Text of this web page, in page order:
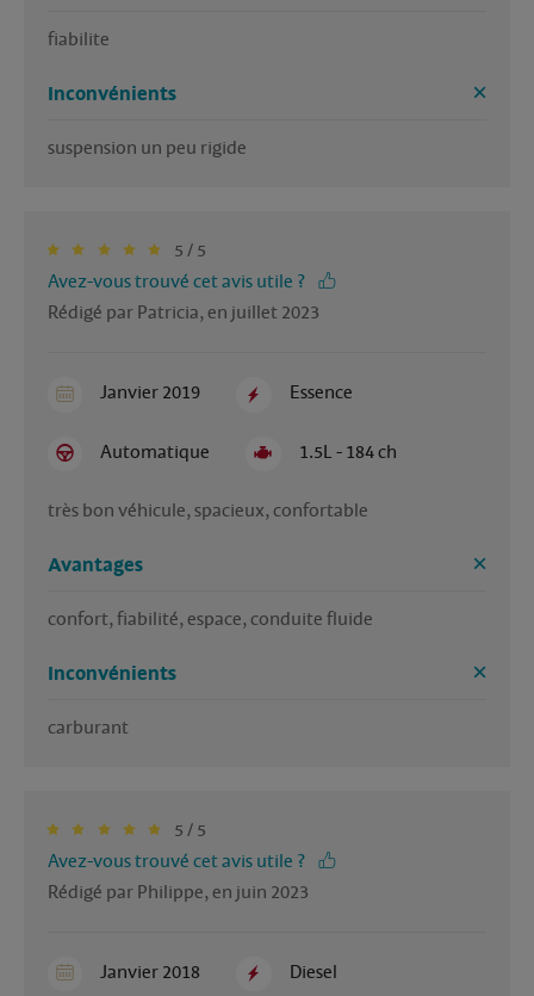
fiabilite
Inconvénients
suspension un peu rigide
5 / 5
Avez-vous trouvé cet avis utile ?
Rédigé par Patricia, en juillet 2023
Janvier 2019 Essence
Automatique 1.5L - 184 ch
très bon véhicule, spacieux, confortable
Avantages
confort, fiabilité, espace, conduite fluide
Inconvénients
carburant
5 / 5
Avez-vous trouvé cet avis utile ?
Rédigé par Philippe, en juin 2023
Janvier 2018 Diesel